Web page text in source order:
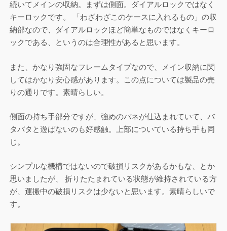
続いてメインの収納。まずは側面。ダイアルロックではなく
キーロックです。 「わざわざこのケースに入れるもの」の収
納部なので、ダイアルロックほど簡単なものではなくキーロ
ックである、というのは合理性があると思います。
また、かなり強固なフレームタイプなので、メイン収納に関
してはかなり安心感があります。この点については製品の売
りの通りです。素晴らしい。
側面の持ち手部分ですが、強めのバネが仕込まれていて、バ
タバタと遊ばないのも好感触。上部についている持ち手も同
じ。
シンプルな機構ではないので破損リスクがあるかもな、とか
思いましたが、 折りたたまれている状態が維持されている方
が、運搬中の破損リスクは少ないと思います。素晴らしいで
す。